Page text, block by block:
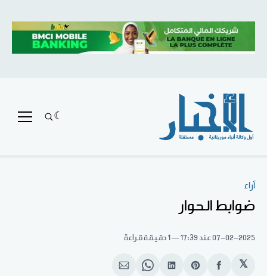
آراء
ضوابط الحوار
07-02-2025عند 17:39 1 دقيقة قراءة
𝕏
انشر
Shareانشر
Shareانشر